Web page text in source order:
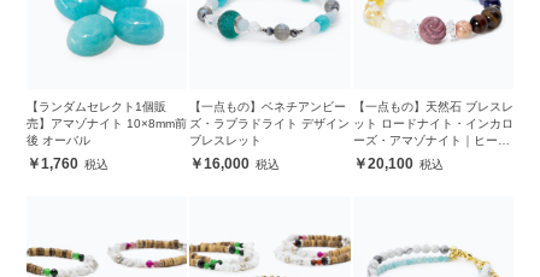
【ランダムセレクト1個販
売】アマゾナイト 10×8mm前
後 オーバル
1,760
【一点もの】ベネチアンビー
ズ・ラブラドライト デザイン
ブレスレット
16,000
【一点もの】天然石 ブレスレ
ット ロードナイト・インカロ
ーズ・アマゾナイト｜ヒーリ
ングストーン オールインワン
20,100